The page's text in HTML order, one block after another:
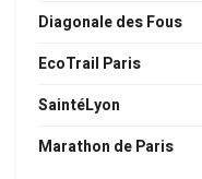
Diagonale des Fous
EcoTrail Paris
SaintéLyon
Marathon de Paris